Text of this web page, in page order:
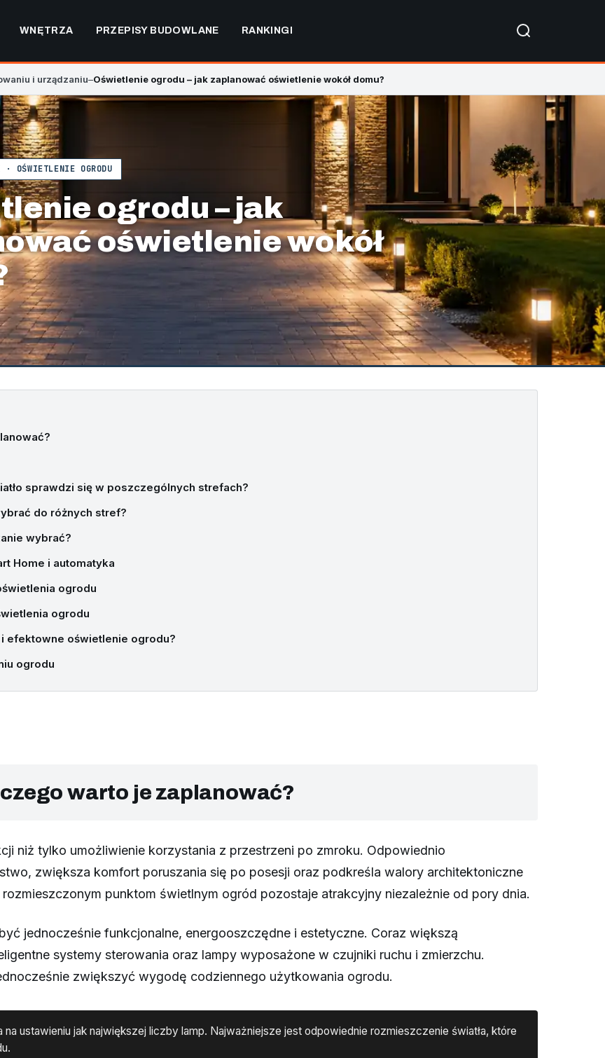
WNĘTRZA PRZEPISY BUDOWLANE RANKINGI
i urządzaniu–Oświetlenie ogrodu – jak zaplanować oświetlenie wokół domu?
· OŚWIETLENIE OGRODU
ogrodu – jak
oświetlenie wokół
sprawdzi się w poszczególnych strefach?
do różnych stref?
wybrać?
Home i automatyka
ogrodu
ogrodu
efektowne oświetlenie ogrodu?
ogrodu
warto je zaplanować?
niż tylko umożliwienie korzystania z przestrzeni po zmroku. Odpowiednio
zwiększa komfort poruszania się po posesji oraz podkreśla walory architektoniczne
punktom świetlnym ogród pozostaje atrakcyjny niezależnie od pory dnia.
jednocześnie funkcjonalne, energooszczędne i estetyczne. Coraz większą
systemy sterowania oraz lampy wyposażone w czujniki ruchu i zmierzchu.
zwiększyć wygodę codziennego użytkowania ogrodu.
ustawieniu jak największej liczby lamp. Najważniejsze jest odpowiednie rozmieszczenie światła, które